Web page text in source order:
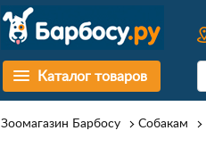
Каталог товаров
Зоомагазин Барбосу Собакам